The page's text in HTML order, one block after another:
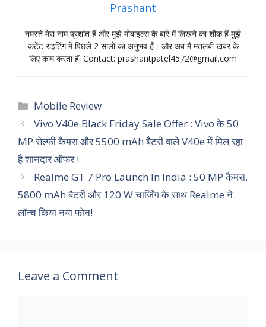
Prashant
नमस्‍ते मेरा नाम प्रशांत हैं और मुझे मोबाइल्‍स के बारे में लिखने का शौक हैं मुझे
कंटेंट राइटिंग में पिछले 2 सालों का अनुभव हैं। और अब मैं मतलबी खबर के
लिए काम करता हँ. Contact: prashantpatel4572@gmail.com
Categories
Mobile Review
Vivo V40e Black Friday Sale Offer : Vivo के 50
MP सेल्फी कैमरा और 5500 mAh बैटरी वाले V40e में मिल रहा
है शानदार ऑफर !
Realme GT 7 Pro Launch In India : 50 MP कैमरा,
5800 mAh बैटरी और 120 W चार्जिंग के साथ Realme ने
लॉन्च किया नया फोन!
Leave a Comment